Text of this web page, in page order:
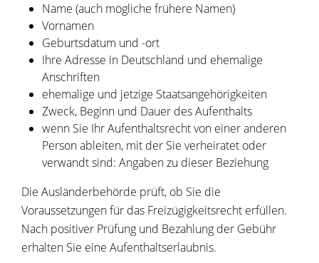
Name (auch mögliche frühere Namen)
Vornamen
Geburtsdatum und -ort
Ihre Adresse in Deutschland und ehemalige
Anschriften
ehemalige und jetzige Staatsangehörigkeiten
Zweck, Beginn und Dauer des Aufenthalts
wenn Sie Ihr Aufenthaltsrecht von einer anderen
Person ableiten, mit der Sie verheiratet oder
verwandt sind: Angaben zu dieser Beziehung
Die Ausländerbehörde prüft, ob Sie die
Voraussetzungen für das Freizügigkeitsrecht erfüllen.
Nach positiver Prüfung und Bezahlung der Gebühr
erhalten Sie eine Aufenthaltserlaubnis.